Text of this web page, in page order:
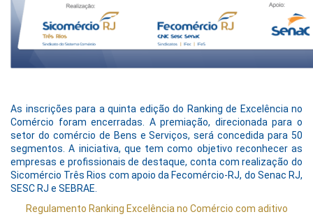
As inscrições para a quinta edição do Ranking de Excelência no
Comércio foram encerradas. A premiação, direcionada para o
setor do comércio de Bens e Serviços, será concedida para 50
segmentos. A iniciativa, que tem como objetivo reconhecer as
empresas e profissionais de destaque, conta com realização do
Sicomércio Três Rios com apoio da Fecomércio-RJ, do Senac RJ,
SESC RJ e SEBRAE.
Regulamento Ranking Excelência no Comércio com aditivo